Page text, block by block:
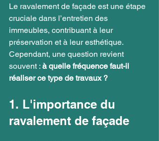
Le ravalement de façade est une étape
cruciale dans l’entretien des
immeubles, contribuant à leur
préservation et à leur esthétique.
Cependant, une question revient
souvent : à quelle fréquence faut-il
réaliser ce type de travaux ?
1. L'importance du
ravalement de façade